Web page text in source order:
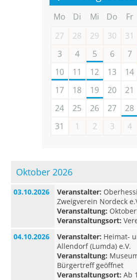
Mo Di Mi Do Fr
27
28 29 30 31
3
4 5 6 7
10
11 12 13 14
17
18 19 20 21
24
25 26 27 28
31
1 2 3 4
Oktober 2026
03.10.2026 Veranstalter:
Zweigverein Nordeck
Veranstaltung:
Veranstaltungsort:
04.10.2026
Veranstalter: Heimat-
Allendorf (Lumda) e.V.
Veranstaltung:
Bürgertreff geöffnet
Veranstaltungsort: Ab